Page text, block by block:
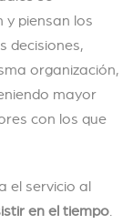
y piensan los
decisiones,
organización,
mayor
con los que
el servicio al
en el tiempo